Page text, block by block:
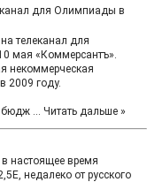
для Олимпиады в
телеканал для
мая «Коммерсантъ».
некоммерческая
2009 году.
бюдж ... Читать дальше »
настоящее время
недалеко от русского